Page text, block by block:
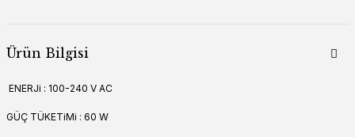
Ürün Bilgisi
ENERJi : 100-240 V AC
GÜÇ TÜKETiMi : 60 W